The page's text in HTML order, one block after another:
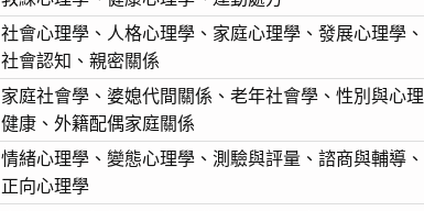
社會心理學、人格心理學、家庭心理學、發展心理學、
社會認知、親密關係
家庭社會學、婆媳代間關係、老年社會學、性別與心理
健康、外籍配偶家庭關係
情緒心理學、變態心理學、測驗與評量、諮商與輔導、
正向心理學